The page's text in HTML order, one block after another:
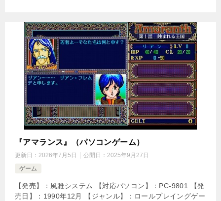
『アマランス』（パソコンゲーム）
更新日： 2026年7月5日 公開日： 2025年9月27日
ゲーム
【発売】：風雅システム 【対応パソコン】：PC-9801 【発
売日】：1990年12月 【ジャンル】：ロールプレイングゲー